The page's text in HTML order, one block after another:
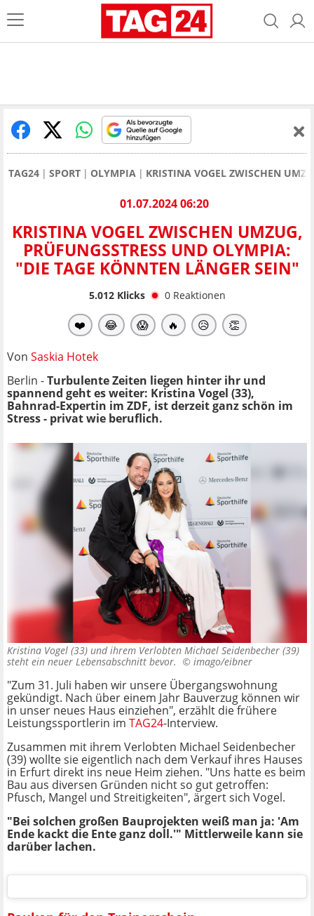
TAG24 SPORT OLYMPIA KRISTINA VOGEL ZWISCHEN
01.07.2024 06:20
KRISTINA VOGEL ZWISCHEN UMZUG,
PRÜFUNGSSTRESS UND OLYMPIA:
"DIE TAGE KÖNNTEN LÄNGER SEIN"
5.012Klicks 0 Reaktionen
❤️ 😂 😱 🔥 😥 👏
Von Saskia Hotek
Berlin -Turbulente Zeiten liegen hinter ihr und
spannend geht es weiter: Kristina Vogel (33),
Bahnrad-Expertin im ZDF, ist derzeit ganz schön im
Stress - privat wie beruflich.
Kristina Vogel (33) und ihrem Verlobten Michael Seidenbecher (39)
steht ein neuer Lebensabschnitt bevor. © imago/eibner
"Zum 31. Juli haben wir unsere Übergangswohnung
gekündigt. Nach über einem Jahr Bauverzug können wir
in unser neues Haus einziehen", erzählt die frühere
Leistungssportlerin im TAG24-Interview.
Zusammen mit ihrem Verlobten Michael Seidenbecher
(39) wollte sie eigentlich nach dem Verkauf ihres Hauses
in Erfurt direkt ins neue Heim ziehen. "Uns hatte es beim
Bau aus diversen Gründen nicht so gut getroffen:
Pfusch, Mangel und Streitigkeiten", ärgert sich Vogel.
"Bei solchen großen Bauprojekten weiß man ja: 'Am
Ende kackt die Ente ganz doll.'" Mittlerweile kann sie
darüber lachen.